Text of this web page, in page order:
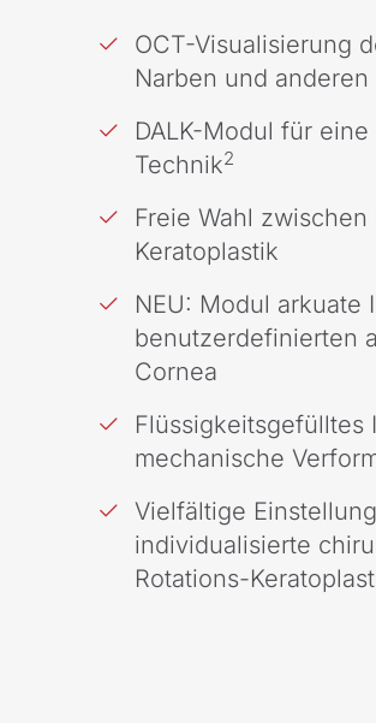
OCT-Visualisierung
Narben und anderen
DALK-Modul für
Technik2
Freie Wahl
Keratoplastik
NEU: Modul arkuate
benutzerdefinierten
Cornea
mechanische
Vielfältige
individualisierte
Rotations-